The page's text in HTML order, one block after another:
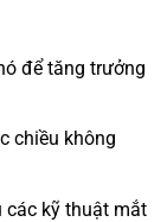
để tăng trưởng
chiều không
các kỹ thuật mắt